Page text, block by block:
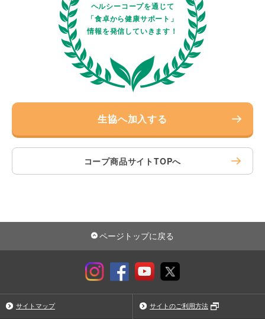
ヘルシーコープを通じて
「食卓から健康サポート」
情報を発信していきます！
生協へ加入する
コープ商品サイトTOPへ
ページトップに戻る
サイトマップ サイトのご利用方法